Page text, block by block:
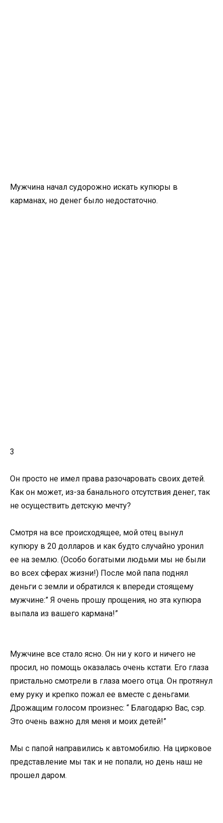
Мужчина начал судорожно искать купюры в
карманах, но денег было недостаточно.
3
Он просто не имел права разочаровать своих детей.
Как он может, из-за банального отсутствия денег, так
не осуществить детскую мечту?
Смотря на все происходящее, мой отец вынул
купюру в 20 долларов и как будто случайно уронил
ее на землю. (Особо богатыми людьми мы не были
во всех сферах жизни!) После мой папа поднял
деньги с земли и обратился к впереди стоящему
мужчине:” Я очень прошу прощения, но эта купюра
выпала из вашего кармана!”
Мужчине все стало ясно. Он ни у кого и ничего не
просил, но помощь оказалась очень кстати. Его глаза
пристально смотрели в глаза моего отца. Он протянул
ему руку и крепко пожал ее вместе с деньгами.
Дрожащим голосом произнес: “ Благодарю Вас, сэр.
Это очень важно для меня и моих детей!”
Мы с папой направились к автомобилю. На цирковое
представление мы так и не попали, но день наш не
прошел даром.